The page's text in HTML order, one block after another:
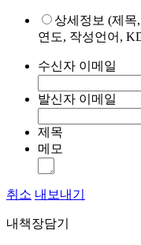
상세정보 (제목
연도, 작성언어,
수신자 이메일
발신자 이메일
제목
메모
취소 내보내기
내책장담기